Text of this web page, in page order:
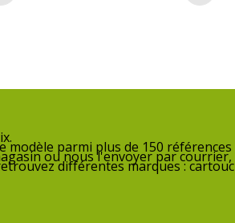
logistiques
emballée
parmi plus de 150
ou nous l'envoyer par courrier,
différentes marques :